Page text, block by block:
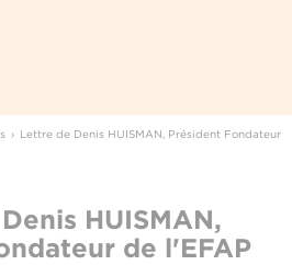
Lettre de Denis HUISMAN, Président Fondateur
HUISMAN,
de l'EFAP